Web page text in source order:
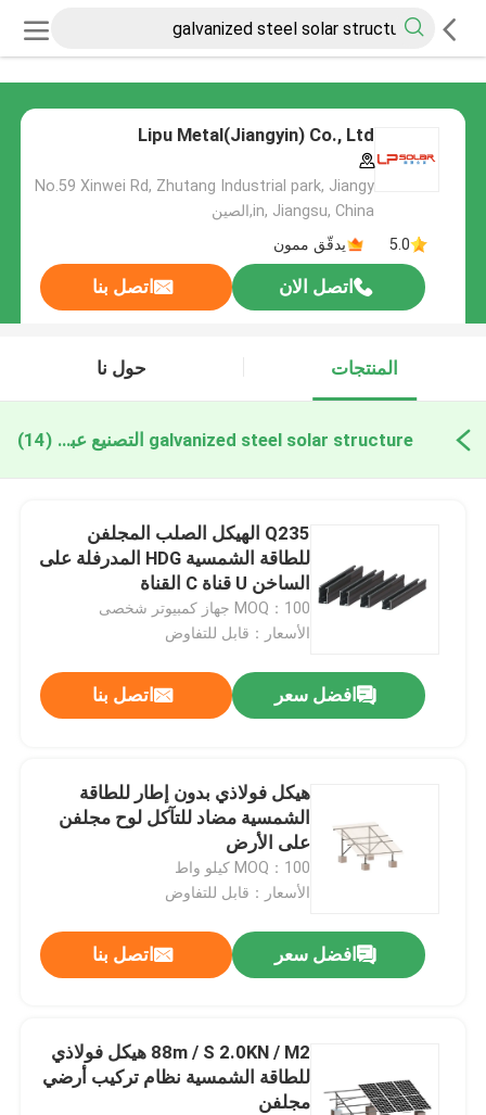
Lipu Metal(Jiangyin) Co., Ltd
No.59 Xinwei Rd, Zhutang Industrial park, Jiangy
in, Jiangsu, China,الصين
5.0
يدقّق ممون
اتصل الان اتصل بنا
المنتجات حول نا
galvanized steel solar structure التصنيع عبر الإنترنت (14)
Q235 الهيكل الصلب المجلفن
للطاقة الشمسية HDG المدرفلة على
الساخن U قناة C القناة
MOQ：100 جهاز كمبيوتر شخصى
الأسعار：قابل للتفاوض
افضل سعر اتصل بنا
هيكل فولاذي بدون إطار للطاقة
الشمسية مضاد للتآكل لوح مجلفن
على الأرض
MOQ：100 كيلو واط
الأسعار：قابل للتفاوض
افضل سعر اتصل بنا
88m / S 2.0KN / M2 هيكل فولاذي
للطاقة الشمسية نظام تركيب أرضي
مجلفن